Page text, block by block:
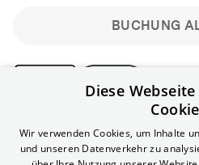
BUCHUNG
Bitte beachte: Gastbuchungen
Registriere dich kostenlos für
stornierbare Tickets für
Diese
Wir verwenden Cookies, um Inhalte
und unseren Datenverkehr zu